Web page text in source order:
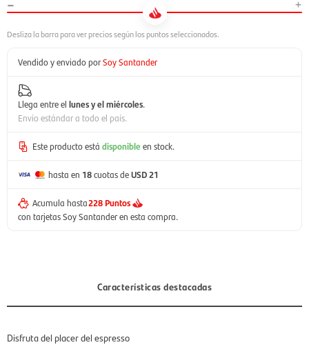
Vendido y enviado porSoy Santander
Llega entre el lunes y el miércoles.
Envío estándar a todo el país.
Este producto está disponible en stock.
hasta en 18cuotas deUSD 21
Acumula hasta228 Puntos
con tarjetas Soy Santander en esta compra.
Características destacadas
Disfruta del placer del espresso